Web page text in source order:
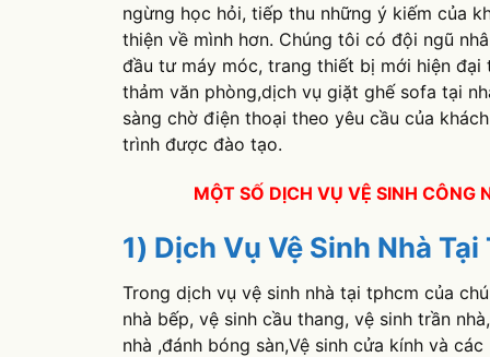
ngừng học hỏi, tiếp thu những ý kiếm của
thiện về mình hơn. Chúng tôi có đội ngũ
đầu tư máy móc, trang thiết bị mới hiện
thảm văn phòng,dịch vụ giặt ghế sofa tại
sàng chờ điện thoại theo yêu cầu của
trình được đào tạo.
MỘT SỐ DỊCH VỤ VỆ SINH CÔNG
1) Dịch Vụ Vệ Sinh Nhà Tại
Trong dịch vụ vệ sinh nhà tại tphcm của
nhà bếp, vệ sinh cầu thang, vệ sinh trần
nhà ,đánh bóng sàn,Vệ sinh cửa kính và